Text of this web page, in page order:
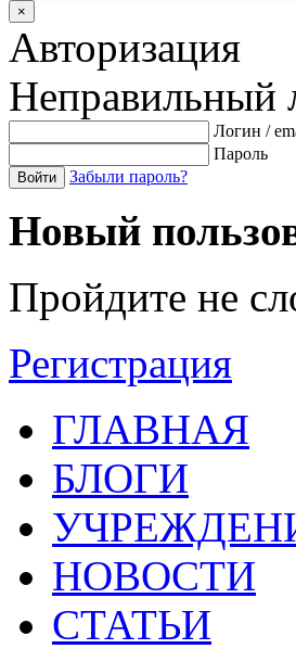
×
Авторизация
Неправильный
Логин /
Пароль
Войти Забыли пароль?
Новый
Пройдите не
Регистрация
ГЛАВНАЯ
БЛОГИ
НОВОСТИ
СТАТЬИ